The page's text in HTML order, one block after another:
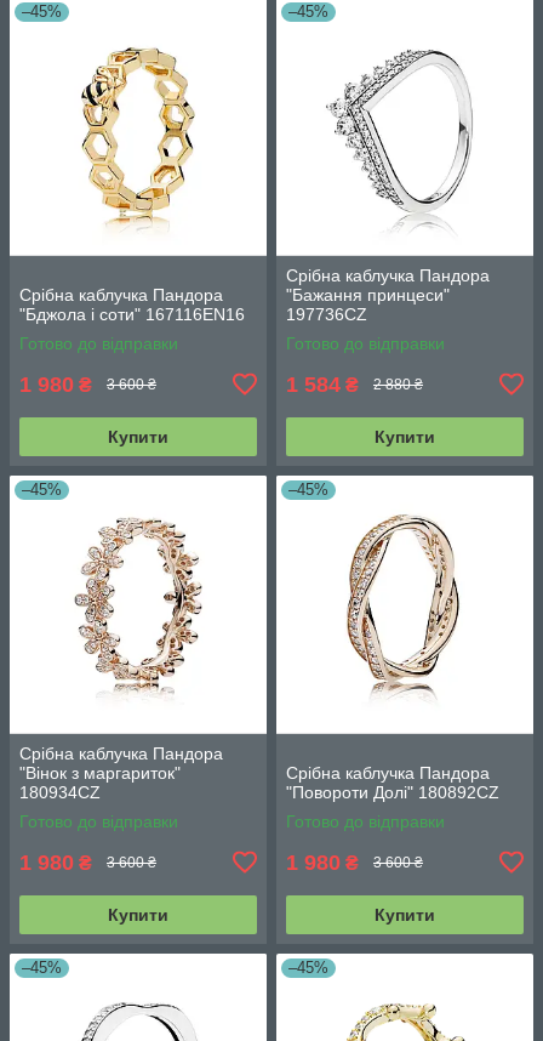
–45%
Срібна каблучка Пандора
"Бджола і соти" 167116EN16
Готово до відправки
1 980 ₴ 3 600 ₴
Купити
–45%
Срібна каблучка Пандора
"Бажання принцеси"
197736CZ
Готово до відправки
1 584 ₴ 2 880 ₴
Купити
–45%
Срібна каблучка Пандора
"Вінок з маргариток"
180934CZ
Готово до відправки
1 980 ₴ 3 600 ₴
Купити
–45%
Срібна каблучка Пандора
"Повороти Долі" 180892CZ
Готово до відправки
1 980 ₴ 3 600 ₴
Купити
–45% –45%